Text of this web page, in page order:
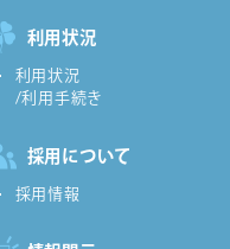
利用状況
利用状況
/利用手続き
採用について
採用情報